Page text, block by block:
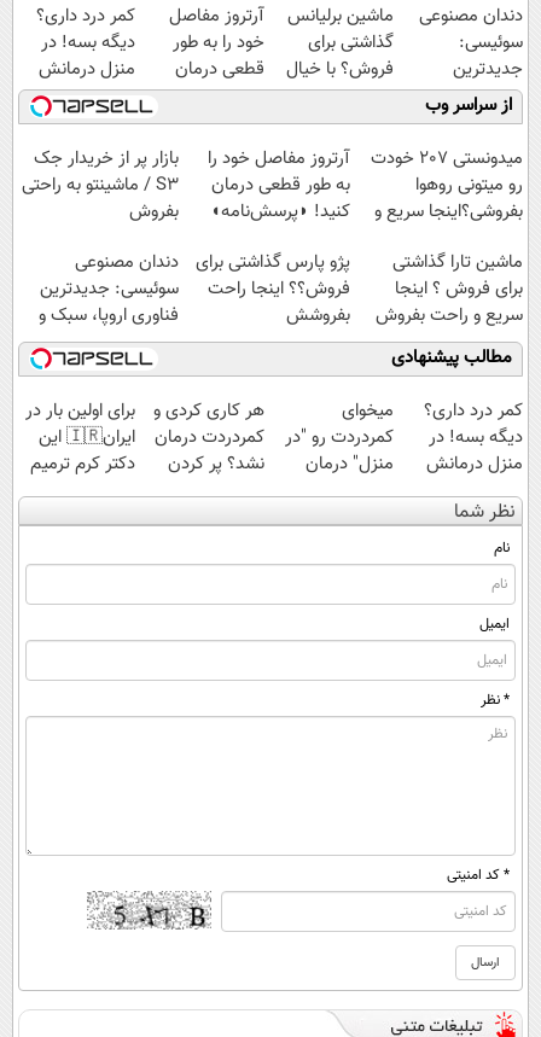
دندان مصنوعی
سوئیسی:
جدیدترین
فناوری اروپا،
سبک و مقاوم |
پرداخت قسطی
ماشین برلیانس
گذاشتی برای
فروش؟ با خیال
راحت بفروش
آرتروز مفاصل
خود را به طور
قطعی درمان
کنید!
◗پرسش‌نامه◖
کمر درد داری؟
دیگه بسه! در
منزل درمانش
کن
(◀پرسش‌نامه)
از سراسر وب
میدونستی 207 خودت
رو میتونی روهوا
بفروشی؟اینجا سریع و
آرتروز مفاصل خود را
به طور قطعی درمان
کنید! ◗پرسش‌نامه◖
بازار پر از خریدار جک
S3 / ماشینتو به راحتی
بفروش
ماشین تارا گذاشتی
برای فروش ؟ اینجا
سریع و راحت بفروش
پژو پارس گذاشتی برای
فروش؟؟ اینجا راحت
بفروشش
دندان مصنوعی
سوئیسی: جدیدترین
فناوری اروپا، سبک و
مقاوم | پرداخت
قسطی
مطالب پیشنهادی
کمر درد داری؟
دیگه بسه! در
منزل درمانش
کن
(◀پرسش‌نامه)
میخوای
کمردردت رو "در
منزل" درمان
کنی؟ (◂فیلم +
هر کاری کردی و
کمردردت درمان
نشد؟ پر کردن
پرسشنامه و
برای اولین بار در
ایران🇮🇷 این
دکتر کرم ترمیم
کننده 23 روزه
نظر شما
نام
ایمیل
* نظر
* کد امنیتی